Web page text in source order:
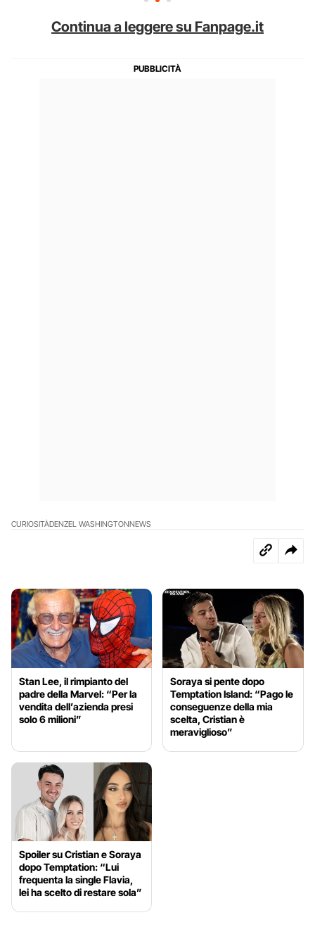
Continua a leggere su Fanpage.it
CURIOSITÀDENZEL WASHINGTONNEWS
Stan Lee, il rimpianto del
padre della Marvel: “Per la
vendita dell’azienda presi
solo 6 milioni”
Soraya si pente dopo
Temptation Island: “Pago le
conseguenze della mia
scelta, Cristian è
meraviglioso”
Spoiler su Cristian e Soraya
dopo Temptation: “Lui
frequenta la single Flavia,
lei ha scelto di restare sola”